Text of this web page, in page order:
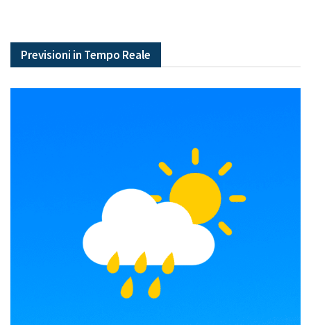
Previsioni in Tempo Reale